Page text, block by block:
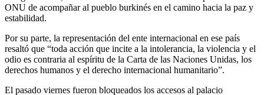
ONU de acompañar al pueblo burkinés en el camino hacia la paz y
estabilidad.
Por su parte, la representación del ente internacional en ese país
resaltó que “toda acción que incite a la intolerancia, la violencia y el
odio es contraria al espíritu de la Carta de las Naciones Unidas, los
derechos humanos y el derecho internacional humanitario”.
El pasado viernes fueron bloqueados los accesos al palacio